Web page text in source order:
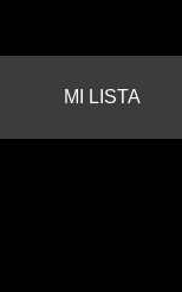
MI LISTA